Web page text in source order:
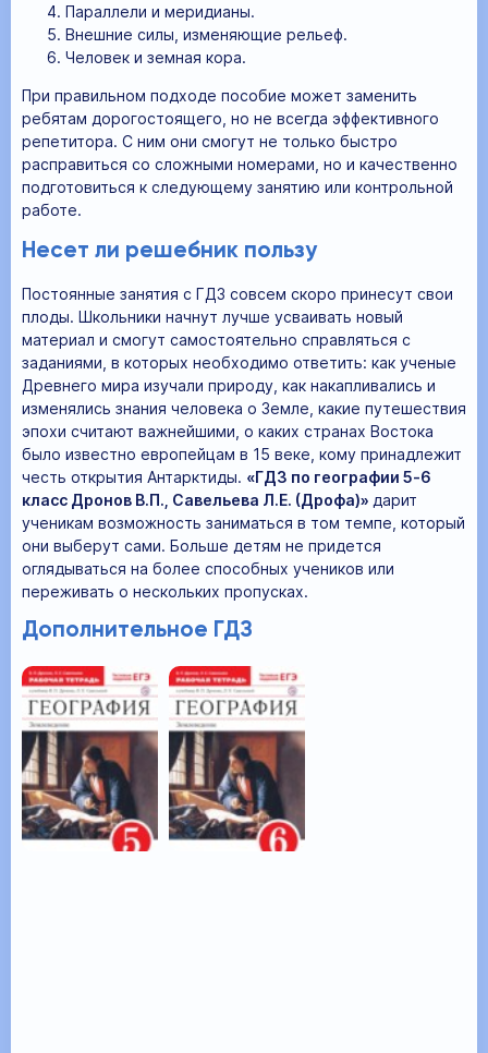
Параллели и меридианы.
Внешние силы, изменяющие рельеф.
Человек и земная кора.
При правильном подходе пособие может заменить
ребятам дорогостоящего, но не всегда эффективного
репетитора. С ним они смогут не только быстро
расправиться со сложными номерами, но и качественно
подготовиться к следующему занятию или контрольной
работе.
Несет ли решебник пользу
Постоянные занятия с ГДЗ совсем скоро принесут свои
плоды. Школьники начнут лучше усваивать новый
материал и смогут самостоятельно справляться с
заданиями, в которых необходимо ответить: как ученые
Древнего мира изучали природу, как накапливались и
изменялись знания человека о Земле, какие путешествия
эпохи считают важнейшими, о каких странах Востока
было известно европейцам в 15 веке, кому принадлежит
честь открытия Антарктиды. «ГДЗ по географии 5‐6
класс Дронов В.П., Савельева Л.Е. (Дрофа)» дарит
ученикам возможность заниматься в том темпе, который
они выберут сами. Больше детям не придется
оглядываться на более способных учеников или
переживать о нескольких пропусках.
Дополнительное ГДЗ